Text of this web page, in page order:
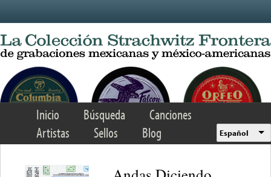
Inicio Búsqueda
Canciones
Artistas
Sellos Blog Español